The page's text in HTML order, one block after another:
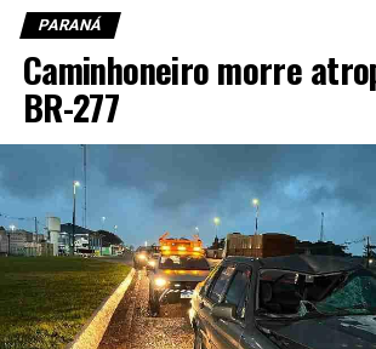
PARANÁ
Caminhoneiro morre
BR-277